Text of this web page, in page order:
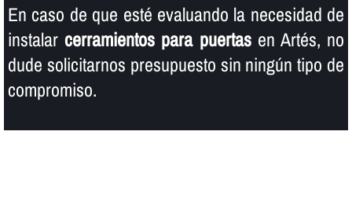
En caso de que esté evaluando la necesidad de
instalarcerramientos para puertasen Artés, no
dude solicitarnos presupuesto sin ningún tipo de
compromiso.